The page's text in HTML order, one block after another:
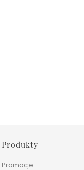
Produkty
Promocje